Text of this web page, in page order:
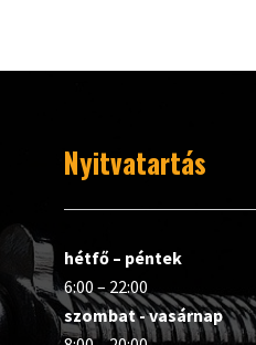
Nyitvatartás
hétfő – péntek
6:00 – 22:00
szombat - vasárnap